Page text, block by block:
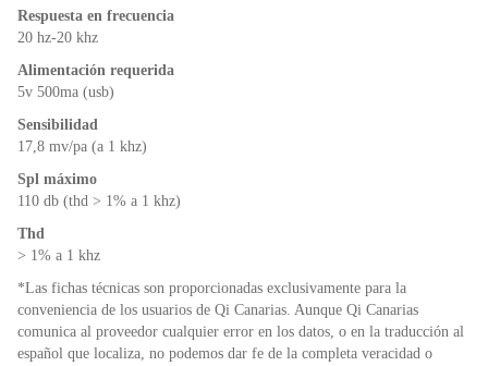
Respuesta en frecuencia
20 hz-20 khz
Alimentación requerida
5v 500ma (usb)
Sensibilidad
17,8 mv/pa (a 1 khz)
Spl máximo
110 db (thd > 1% a 1 khz)
Thd
> 1% a 1 khz
*Las fichas técnicas son proporcionadas exclusivamente para la
conveniencia de los usuarios de Qi Canarias. Aunque Qi Canarias
comunica al proveedor cualquier error en los datos, o en la traducción al
español que localiza, no podemos dar fe de la completa veracidad o